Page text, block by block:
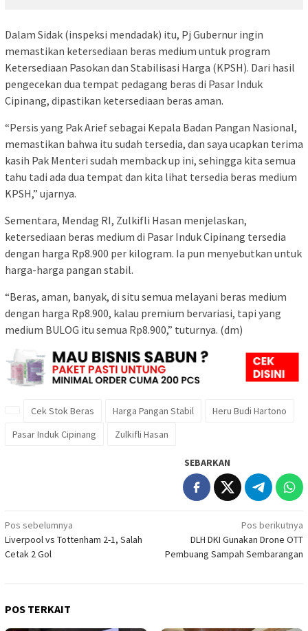
Dalam Sidak (inspeksi mendadak) itu, Pj Gubernur ingin
memastikan ketersediaan beras medium untuk program
Ketersediaan Pasokan dan Stabilisasi Harga (KPSH). Dari hasil
pengecekan dua tempat pedagang beras di Pasar Induk
Cipinang, dipastikan ketersediaan beras aman.
“Persis yang Pak Arief sebagai Kepala Badan Pangan Nasional,
memastikan bahwa itu sudah tersedia, dan saya ucapkan terima
kasih Pak Menteri sudah memback up ini, sehingga kita semua
tahu tadi ada dua tempat dan kita lihat tersedia beras medium
KPSH,” ujarnya.
Sementara, Mendag RI, Zulkifli Hasan menjelaskan,
ketersediaan beras medium di Pasar Induk Cipinang tersedia
dengan harga Rp8.900 per kilogram. Ia pun menyebutkan untuk
harga-harga pangan stabil.
“Beras, aman, banyak, di situ semua melayani beras medium
dengan harga Rp8.900, kalau premium bervariasi, tapi yang
medium BULOG itu semua Rp8.900,” tuturnya. (dm)
Cek Stok Beras Harga Pangan Stabil
Heru Budi Hartono
Pasar Induk Cipinang
Zulkifli Hasan
SEBARKAN
Navigasi
pos
Pos sebelumnya
Liverpool vs Tottenham 2-1, Salah
Cetak 2 Gol
Pos berikutnya
DLH DKI Gunakan Drone OTT
Pembuang Sampah Sembarangan
POS TERKAIT